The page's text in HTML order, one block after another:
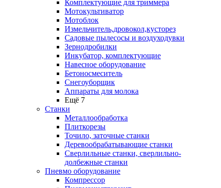
Комплектующие для триммера
Мотокультиватор
Мотоблок
Измельчитель,дровокол,кусторез
Садовые пылесосы и воздуходувки
Зернодробилки
Инкубатор, комплектующие
Навесное оборудование
Бетоносмеситель
Снегоуборщик
Аппараты для молока
Ещё 7
Станки
Металлообработка
Плиткорезы
Точило, заточные станки
Деревообрабатывающие станки
Сверлильные станки, сверлильно-
долбежные станки
Пневмо оборудование
Компрессор